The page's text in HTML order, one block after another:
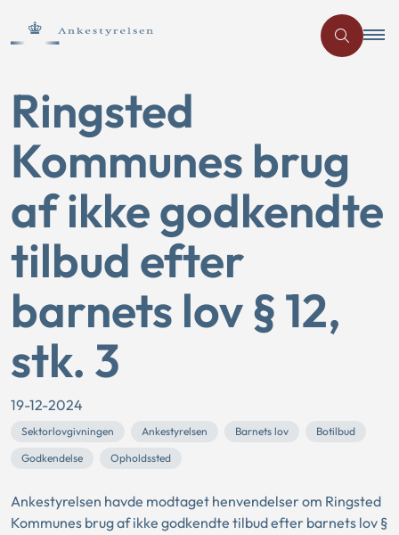
Ringsted
Kommunes brug
af ikke godkendte
tilbud efter
barnets lov § 12,
stk. 3
19-12-2024
Sektorlovgivningen Ankestyrelsen Barnets lov
Botilbud
Godkendelse
Opholdssted
Ankestyrelsen havde modtaget henvendelser om Ringsted
Kommunes brug af ikke godkendte tilbud efter barnets lov §